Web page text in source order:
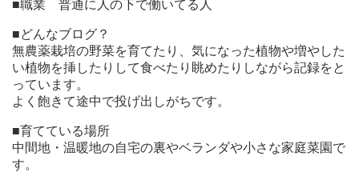
■職業 普通に人の下で働いてる人
■どんなブログ？
無農薬栽培の野菜を育てたり、気になった植物や増やした
い植物を挿したりして食べたり眺めたりしながら記録をと
っています。
よく飽きて途中で投げ出しがちです。
■育てている場所
中間地・温暖地の自宅の裏やベランダや小さな家庭菜園で
す。